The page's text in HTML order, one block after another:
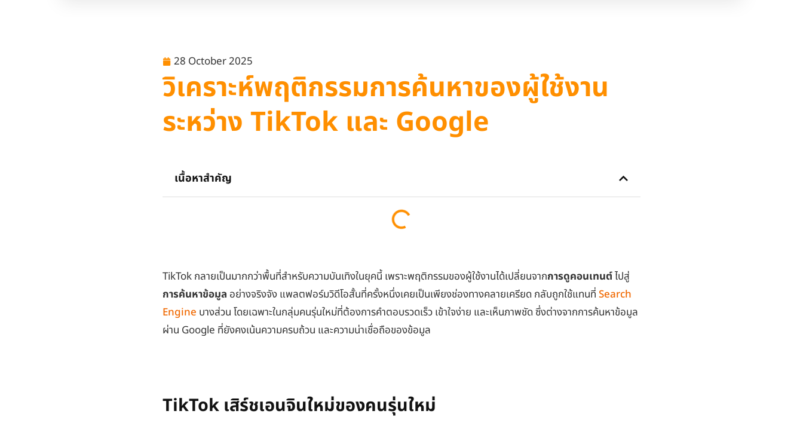
28 October 2025
วิเคราะห์พฤติกรรมการค้นหาของผู้ใช้งาน
ระหว่าง TikTok และ Google
เนื้อหาสำคัญ
TikTok กลายเป็นมากกว่าพื้นที่สำหรับความบันเทิงในยุคนี้ เพราะพฤติกรรมของผู้ใช้งานได้เปลี่ยนจากการดูคอนเทนต์ไปสู่
การค้นหาข้อมูล อย่างจริงจัง แพลตฟอร์มวิดีโอสั้นที่ครั้งหนึ่งเคยเป็นเพียงช่องทางคลายเครียด กลับถูกใช้แทนที่Search
Engine บางส่วน โดยเฉพาะในกลุ่มคนรุ่นใหม่ที่ต้องการคำตอบรวดเร็ว เข้าใจง่าย และเห็นภาพชัด ซึ่งต่างจากการค้นหาข้อมูล
ผ่าน Google ที่ยังคงเน้นความครบถ้วน และความน่าเชื่อถือของข้อมูล
TikTok เสิร์ชเอนจินใหม่ของคนรุ่นใหม่